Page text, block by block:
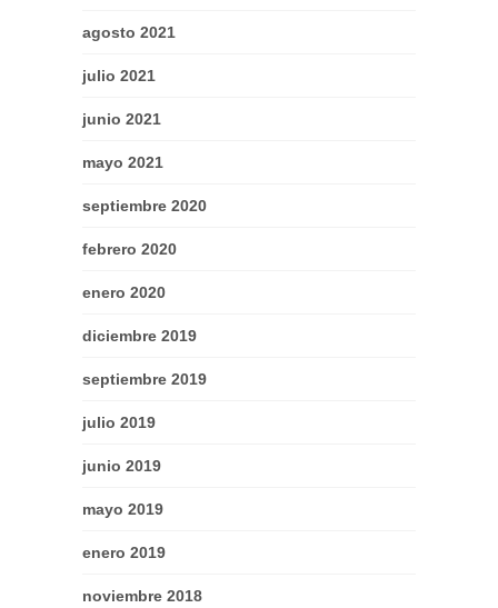
agosto 2021
julio 2021
junio 2021
mayo 2021
septiembre 2020
febrero 2020
enero 2020
diciembre 2019
septiembre 2019
julio 2019
junio 2019
mayo 2019
enero 2019
noviembre 2018